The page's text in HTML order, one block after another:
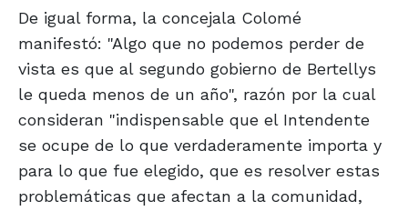
De igual forma, la concejala Colomé
manifestó: "Algo que no podemos perder de
vista es que al segundo gobierno de Bertellys
le queda menos de un año", razón por la cual
consideran "indispensable que el Intendente
se ocupe de lo que verdaderamente importa y
para lo que fue elegido, que es resolver estas
problemáticas que afectan a la comunidad,